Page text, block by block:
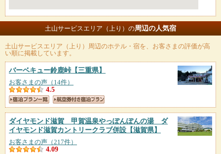
土山サービスエリア（上り）の周辺の人気宿
土山サービスエリア（上り） 周辺のホテル・宿を、お客さまの評価が高
い順に掲載しています。
バーベキュー鈴鹿峠【三重県】
お客さまの声（14件）
4.5
ダイヤモンド滋賀 甲賀温泉やっぽんぽんの湯 ダ
イヤモンド滋賀カントリークラブ併設 【滋賀県】
お客さまの声（217件）
4.09